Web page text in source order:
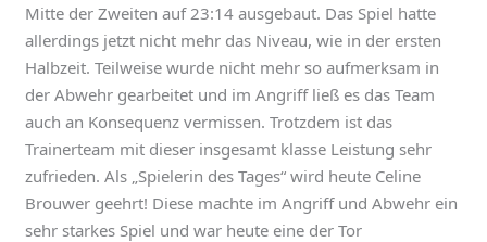
Mitte der Zweiten auf 23:14 ausgebaut. Das Spiel hatte
allerdings jetzt nicht mehr das Niveau, wie in der ersten
Halbzeit. Teilweise wurde nicht mehr so aufmerksam in
der Abwehr gearbeitet und im Angriff ließ es das Team
auch an Konsequenz vermissen. Trotzdem ist das
Trainerteam mit dieser insgesamt klasse Leistung sehr
zufrieden. Als „Spielerin des Tages“ wird heute Celine
Brouwer geehrt! Diese machte im Angriff und Abwehr ein
sehr starkes Spiel und war heute eine der Tor